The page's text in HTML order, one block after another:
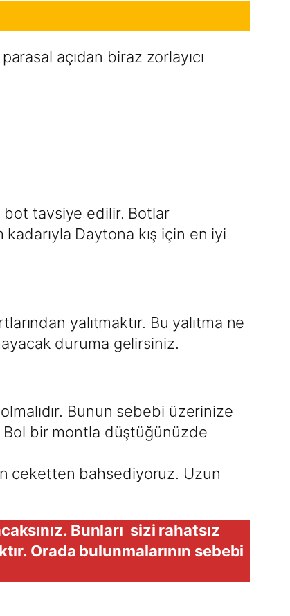
açıdan biraz zorlayıcı
bot tavsiye edilir. Botlar
Daytona kış için en iyi
yalıtmaktır. Bu yalıtma ne
duruma gelirsiniz.
Bunun sebebi üzerinize
Bol bir montla düştüğünüzde
ceketten bahsediyoruz. Uzun
Bunları sizi rahatsız
Orada bulunmalarının sebebi